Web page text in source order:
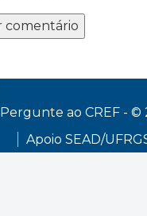
Pergunte ao CREF - ©
Apoio SEAD/